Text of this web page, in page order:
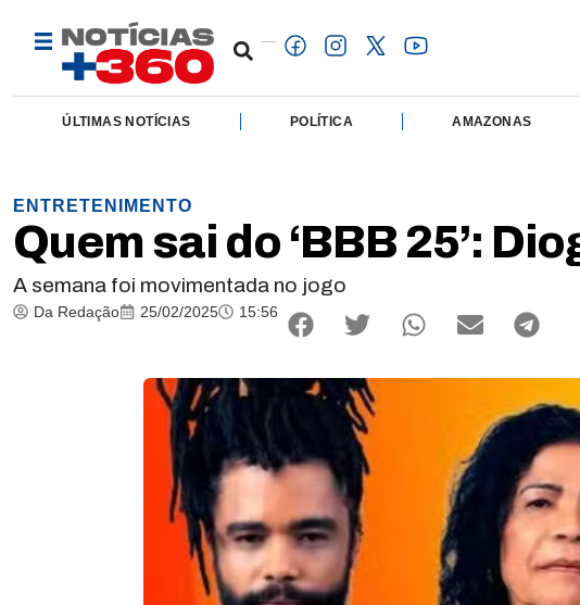
ÚLTIMAS NOTÍCIAS POLÍTICA AMAZONAS
ENTRETENIMENTO
Quem sai do ‘BBB 25’:
A semana foi movimentada no jogo
Da Redação 25/02/2025 15:56